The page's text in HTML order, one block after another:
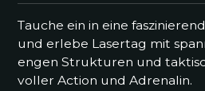
Tauche ein in eine
und erlebe Lasertag mit
engen Strukturen und
voller Action und Adrenalin.